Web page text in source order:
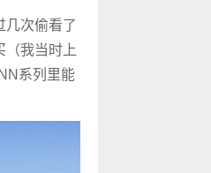
几次偷看了
（我当时上
系列里能